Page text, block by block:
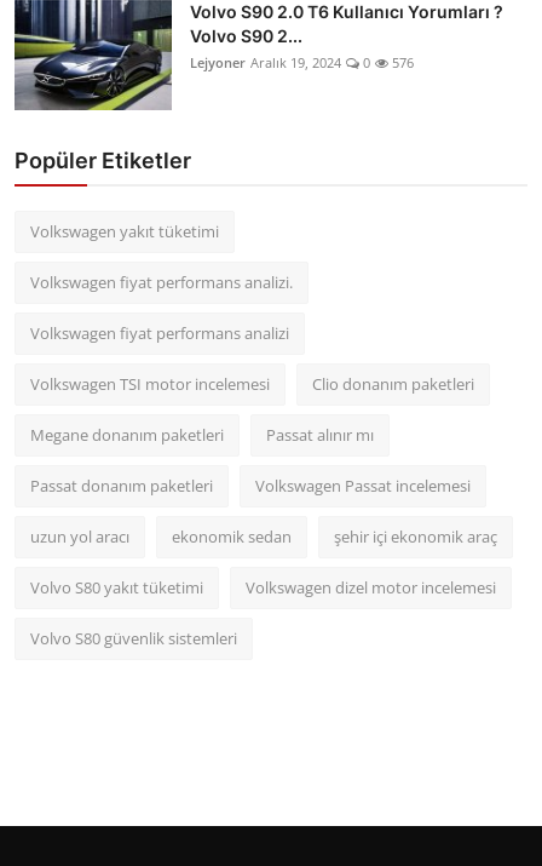
Volvo S90 2.0 T6 Kullanıcı Yorumları ?
Volvo S90 2...
Lejyoner Aralık 19, 2024 0 576
Popüler Etiketler
Volkswagen yakıt tüketimi
Volkswagen fiyat performans analizi.
Volkswagen fiyat performans analizi
Volkswagen TSI motor incelemesi Clio donanım paketleri
Megane donanım paketleri Passat alınır mı
Passat donanım paketleri Volkswagen Passat incelemesi
uzun yol aracı ekonomik sedan şehir içi ekonomik araç
Volvo S80 yakıt tüketimi Volkswagen dizel motor incelemesi
Volvo S80 güvenlik sistemleri